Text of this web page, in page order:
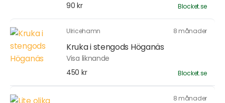
90 kr
Blocket.se
Ulricehamn 8 månader
Kruka i stengods Höganäs
Visa liknande
450 kr
Blocket.se
8 månader